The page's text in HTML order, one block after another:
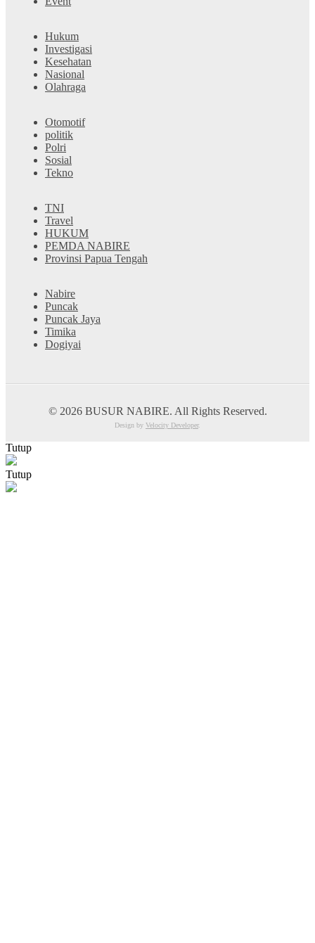
Hukum
Investigasi
Kesehatan
Nasional
Olahraga
Otomotif
politik
Polri
Sosial
Tekno
TNI
Travel
HUKUM
PEMDA NABIRE
Provinsi Papua Tengah
Nabire
Puncak
Puncak Jaya
Timika
Dogiyai
© 2026 BUSUR NABIRE. All Rights Reserved.
Design by Velocity Developer.
Tutup
Tutup